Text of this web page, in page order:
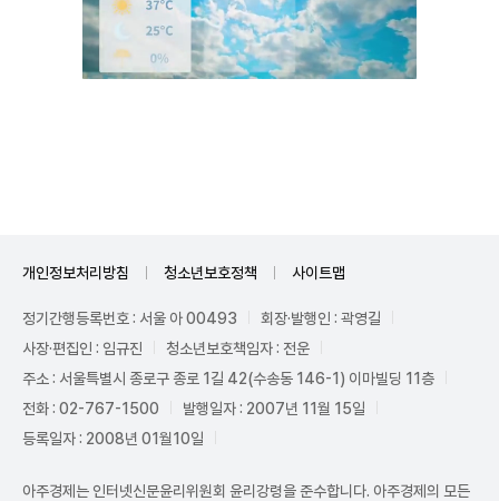
개인정보처리방침 청소년보호정책 사이트맵
정기간행등록번호 : 서울 아 00493
회장·발행인 : 곽영길
사장·편집인 : 임규진
청소년보호책임자 : 전운
주소 : 서울특별시 종로구 종로 1길 42(수송동 146-1) 이마빌딩 11층
전화 : 02-767-1500
발행일자 : 2007년 11월 15일
등록일자 : 2008년 01월10일
아주경제는 인터넷신문윤리위원회 윤리강령을 준수합니다. 아주경제의 모든